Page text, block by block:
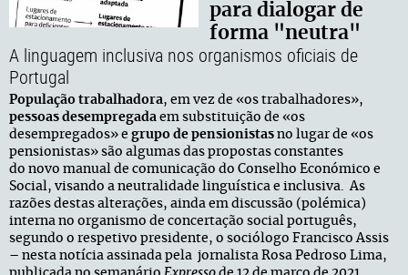
para dialogar de
forma "neutra"
A linguagem inclusiva nos organismos oficiais de
Portugal
População trabalhadora, em vez de «os trabalhadores»,
pessoas desempregada em substituição de «os
desempregados» e grupo de pensionistas no lugar de «os
pensionistas» são algumas das propostas constantes
do novo manual de comunicação do Conselho Económico e
Social, visando a neutralidade linguística e inclusiva. As
razões destas alterações, ainda em discussão (polémica)
interna no organismo de concertação social português,
segundo o respetivo presidente, o sociólogo Francisco Assis
– nesta notícia assinada pela jornalista Rosa Pedroso Lima,